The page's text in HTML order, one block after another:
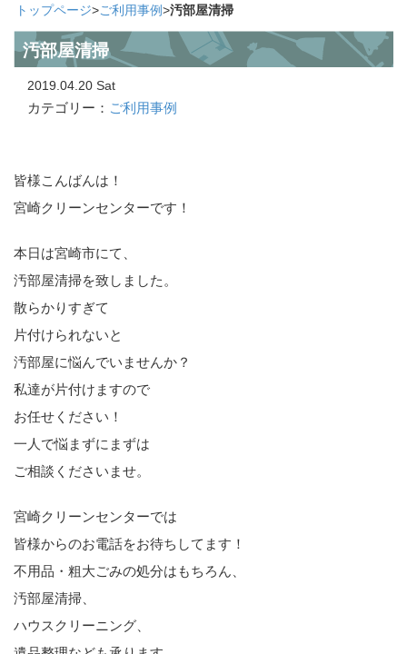
トップページ>ご利用事例>汚部屋清掃
汚部屋清掃
2019.04.20 Sat
カテゴリー： ご利用事例
皆様こんばんは！
宮崎クリーンセンターです！
本日は宮崎市にて、
汚部屋清掃を致しました。
散らかりすぎて
片付けられないと
汚部屋に悩んでいませんか？
私達が片付けますので
お任せください！
一人で悩まずにまずは
ご相談くださいませ。
宮崎クリーンセンターでは
皆様からのお電話をお待ちしてます！
不用品・粗大ごみの処分はもちろん、
汚部屋清掃、
ハウスクリーニング、